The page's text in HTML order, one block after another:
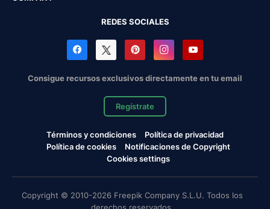
REDES SOCIALES
Consigue recursos exclusivos directamente en tu email
Regístrate
Términos y condiciones
Política de privacidad
Política de cookies
Notificaciones de Copyright
Cookies settings
Copyright © 2010-2026 Freepik Company S.L.U. Todos los